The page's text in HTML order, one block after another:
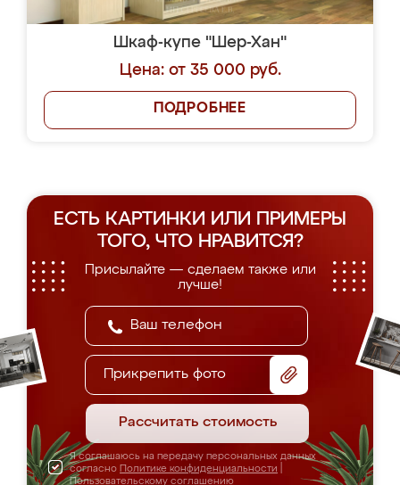
Шкаф-купе "Шер-Хан"
Цена: от 35 000 руб.
ПОДРОБНЕЕ
ЕСТЬ КАРТИНКИ ИЛИ ПРИМЕРЫ
ТОГО, ЧТО НРАВИТСЯ?
Присылайте — сделаем также или
лучше!
Прикрепить фото
Рассчитать стоимость
Я соглашаюсь на передачу персональных данных
согласно Политике конфиденциальности
Пользовательскому соглашению